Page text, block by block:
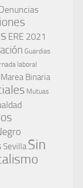
ERE 2021
Guardias
laboral
Marea Binaria
Mutuas
Sevilla Sin